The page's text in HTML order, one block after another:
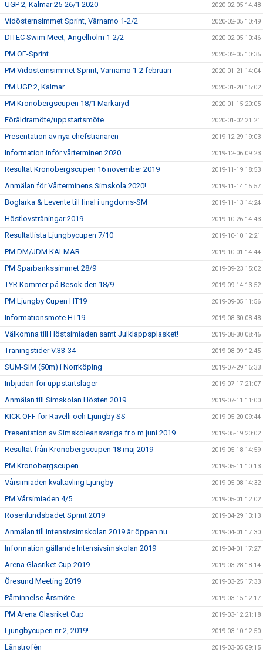
UGP 2, Kalmar 25-26/1 2020 2020-02-05 14:48
Vidösternsimmet Sprint, Värnamo 1-2/2 2020-02-05 10:49
DITEC Swim Meet, Ängelholm 1-2/2 2020-02-05 10:46
PM OF-Sprint 2020-02-05 10:35
PM Vidösternsimmet Sprint, Värnamo 1-2 februari 2020-01-21 14:04
PM UGP 2, Kalmar 2020-01-20 15:02
PM Kronobergscupen 18/1 Markaryd 2020-01-15 20:05
Föräldramöte/uppstartsmöte 2020-01-02 21:21
Presentation av nya chefstränaren 2019-12-29 19:03
Information inför vårterminen 2020 2019-12-06 09:23
Resultat Kronobergscupen 16 november 2019 2019-11-19 18:53
Anmälan för Vårterminens Simskola 2020! 2019-11-14 15:57
Boglarka & Levente till final i ungdoms-SM 2019-11-13 14:24
Höstlovsträningar 2019 2019-10-26 14:43
Resultatlista Ljungbycupen 7/10 2019-10-10 12:21
PM DM/JDM KALMAR 2019-10-01 14:44
PM Sparbankssimmet 28/9 2019-09-23 15:02
TYR Kommer på Besök den 18/9 2019-09-14 13:52
PM Ljungby Cupen HT19 2019-09-05 11:56
Informationsmöte HT19 2019-08-30 08:48
Välkomna till Höstsimiaden samt Julklappsplasket! 2019-08-30 08:46
Träningstider V.33-34 2019-08-09 12:45
SUM-SIM (50m) i Norrköping 2019-07-29 16:33
Inbjudan för uppstartsläger 2019-07-17 21:07
Anmälan till Simskolan Hösten 2019 2019-07-11 11:00
KICK OFF för Ravelli och Ljungby SS 2019-05-20 09:44
Presentation av Simskoleansvariga fr.o.m juni 2019 2019-05-19 20:02
Resultat från Kronobergscupen 18 maj 2019 2019-05-18 14:59
PM Kronobergscupen 2019-05-11 10:13
Vårsimiaden kvaltävling Ljungby 2019-05-08 14:32
PM Vårsimiaden 4/5 2019-05-01 12:02
Rosenlundsbadet Sprint 2019 2019-04-29 13:13
Anmälan till Intensivsimskolan 2019 är öppen nu. 2019-04-01 17:30
Information gällande Intensivsimskolan 2019 2019-04-01 17:27
Arena Glasriket Cup 2019 2019-03-28 18:14
Öresund Meeting 2019 2019-03-25 17:33
Påminnelse Årsmöte 2019-03-15 12:17
PM Arena Glasriket Cup 2019-03-12 21:18
Ljungbycupen nr 2, 2019! 2019-03-10 12:50
Länstrofén 2019-03-05 09:15